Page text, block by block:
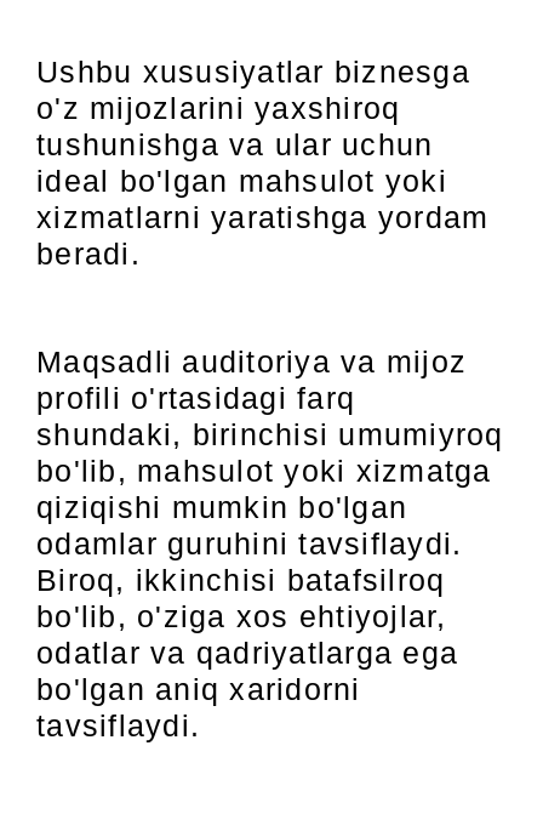
Ushbu xususiyatlar biznesga
o'z mijozlarini yaxshiroq
tushunishga va ular uchun
ideal bo'lgan mahsulot yoki
xizmatlarni yaratishga yordam
beradi.
Maqsadli auditoriya va mijoz
profili o'rtasidagi farq
shundaki, birinchisi umumiyroq
bo'lib, mahsulot yoki xizmatga
qiziqishi mumkin bo'lgan
odamlar guruhini tavsiflaydi.
Biroq, ikkinchisi batafsilroq
bo'lib, o'ziga xos ehtiyojlar,
odatlar va qadriyatlarga ega
bo'lgan aniq xaridorni
tavsiflaydi.